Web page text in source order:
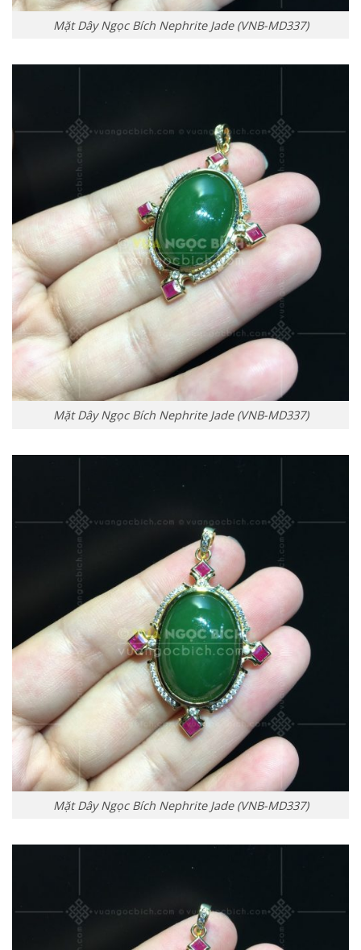
Mặt Dây Ngọc Bích Nephrite Jade (VNB-MD337)
Mặt Dây Ngọc Bích Nephrite Jade (VNB-MD337)
Mặt Dây Ngọc Bích Nephrite Jade (VNB-MD337)